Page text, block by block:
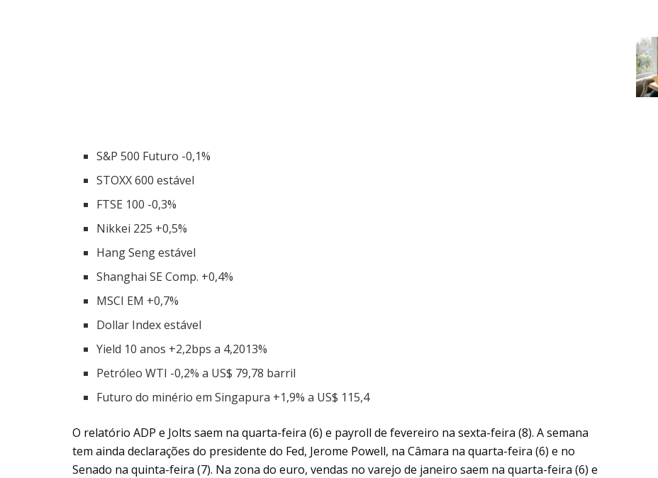
S&P 500 Futuro -0,1%
STOXX 600 estável
FTSE 100 -0,3%
Nikkei 225 +0,5%
Hang Seng estável
Shanghai SE Comp. +0,4%
MSCI EM +0,7%
Dollar Index estável
Yield 10 anos +2,2bps a 4,2013%
Petróleo WTI -0,2% a US$ 79,78 barril
Futuro do minério em Singapura +1,9% a US$ 115,4
O relatório ADP e Jolts saem na quarta-feira (6) e payroll de fevereiro na sexta-feira (8). A semana
tem ainda declarações do presidente do Fed, Jerome Powell, na Câmara na quarta-feira (6) e no
Senado na quinta-feira (7). Na zona do euro, vendas no varejo de janeiro saem na quarta-feira (6) e